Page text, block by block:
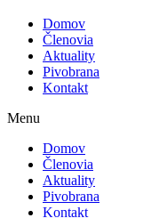
Domov
Členovia
Aktuality
Pivobrana
Kontakt
Menu
Domov
Členovia
Aktuality
Pivobrana
Kontakt